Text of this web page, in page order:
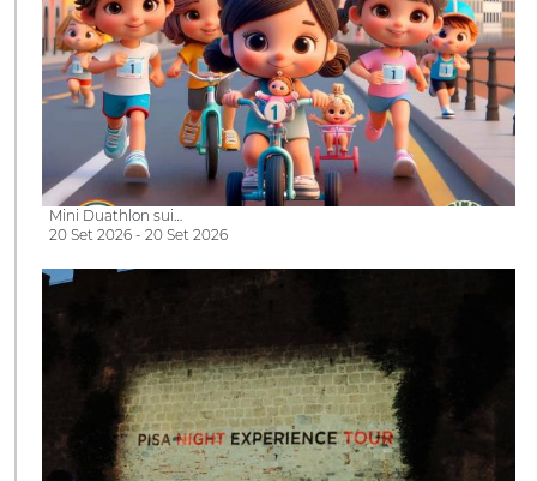
Mini Duathlon sui…
20 Set 2026 - 20 Set 2026